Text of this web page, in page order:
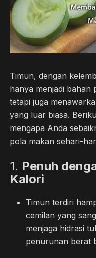
Timun, dengan
hanya menjadi bahan
tetapi juga
yang luar biasa.
mengapa Anda
pola makan sehari-
1. Penuh
Kalori
Timun terdiri
cemilan yang
menjaga hidrasi
penurunan berat